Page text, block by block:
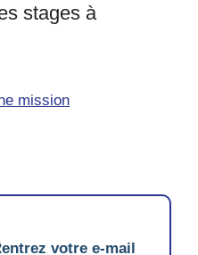
stages à
mission
votre e-mail